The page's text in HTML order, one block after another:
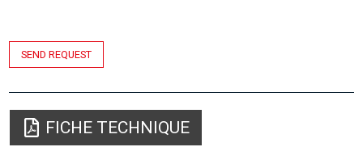
SEND REQUEST
FICHE TECHNIQUE